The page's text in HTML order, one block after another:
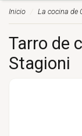
Inicio La cocina de
Tarro de
Stagioni